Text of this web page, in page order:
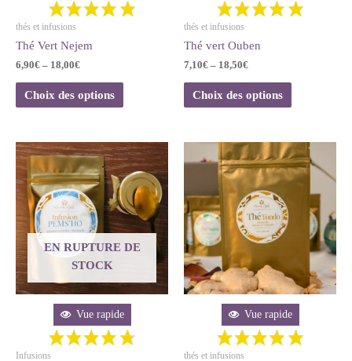
thés et infusions
Thé Vert Nejem
6,90€ – 18,00€
Choix des options
thés et infusions
Thé vert Ouben
7,10€ – 18,50€
Choix des options
EN RUPTURE DE
STOCK
Vue rapide
Infusions
Vue rapide
thés et infusions